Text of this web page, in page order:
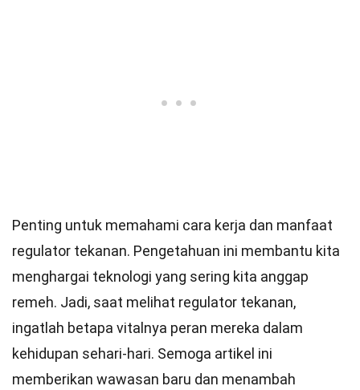
Penting untuk memahami cara kerja dan manfaat
regulator tekanan. Pengetahuan ini membantu kita
menghargai teknologi yang sering kita anggap
remeh. Jadi, saat melihat regulator tekanan,
ingatlah betapa vitalnya peran mereka dalam
kehidupan sehari-hari. Semoga artikel ini
memberikan wawasan baru dan menambah